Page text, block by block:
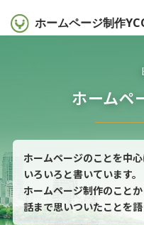
ホームページ制作
ホームペ
ホームページのことを中
いろいろと書いています。
ホームページ制作のこと
話まで思いついたことを語